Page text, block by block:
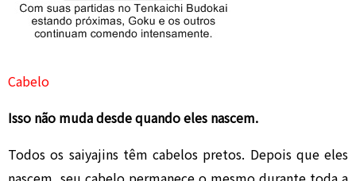
Cabelo
Isso não muda desde quando eles nascem.
Todos os saiyajins têm cabelos pretos. Depois que eles